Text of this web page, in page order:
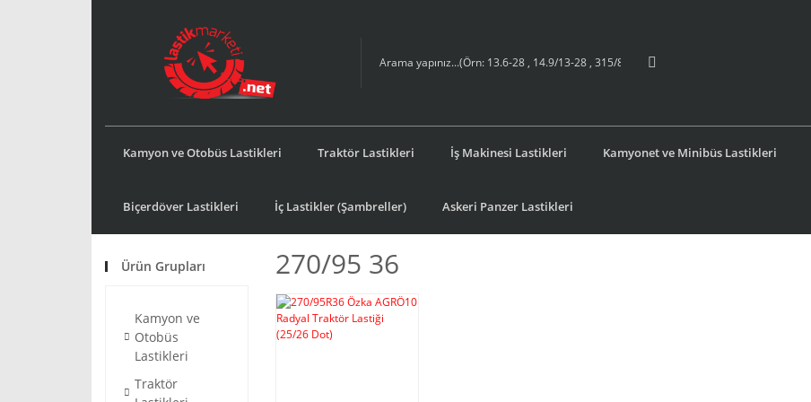
Kamyon ve Otobüs Lastikleri Traktör Lastikleri İş Makinesi Lastikleri Kamyonet ve Minibüs Lastikleri
Biçerdöver Lastikleri İç Lastikler (Şambreller) Askeri Panzer Lastikleri
Ürün Grupları
Kamyon ve
Otobüs
Lastikleri
Traktör
270/95 36